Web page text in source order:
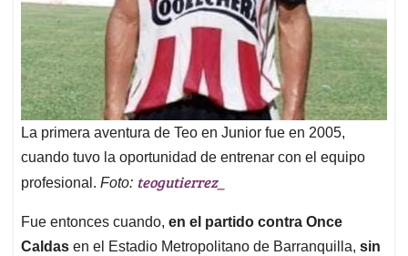
La primera aventura de Teo en Junior fue en 2005,
cuando tuvo la oportunidad de entrenar con el equipo
profesional. Foto: teogutierrez_
Fue entonces cuando, en el partido contra Once
Caldas en el Estadio Metropolitano de Barranquilla, sin